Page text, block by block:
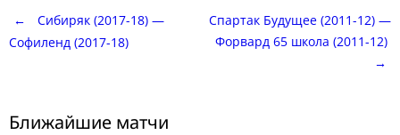
Post
←
Сибиряк (2017-18) —
Софиленд (2017-18)
Спартак Будущее (2011-12) —
Форвард 65 школа (2011-12)
→
Ближайшие матчи